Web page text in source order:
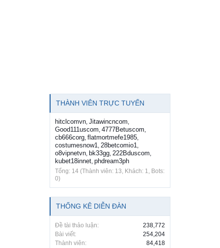
THÀNH VIÊN TRỰC TUYẾN
hitclcomvn, Jitawincncom,
Good111uscom, 4777Betuscom,
cb666corg, flatmortmefe1985,
costumesnow1, 28betcomio1,
o8vipnetvn, bk33gg, 222Bduscom,
kubet18innet, phdream3ph
Tổng: 14 (Thành viên: 13, Khách: 1, Bots:
0)
THỐNG KÊ DIỄN ĐÀN
Đề tài thảo luận:
238,772
Bài viết:
254,204
Thành viên:
84,418